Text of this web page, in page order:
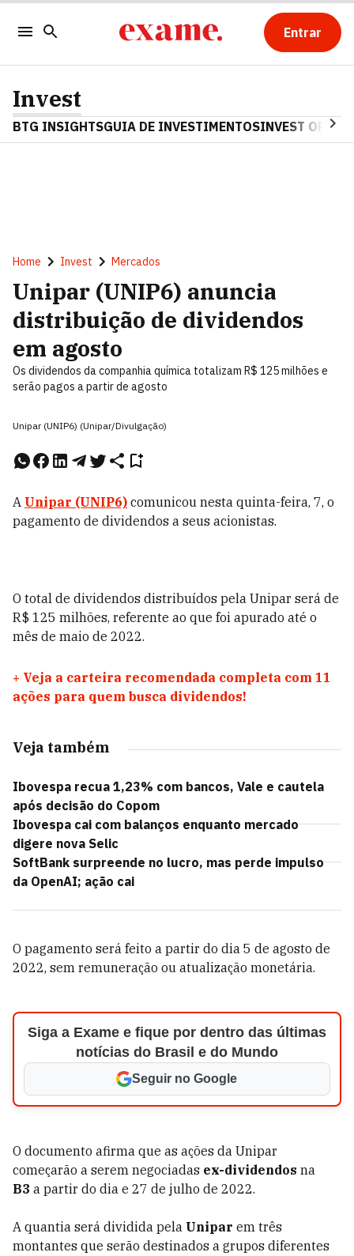
Entrar
Invest
BTG INSIGHTSGUIA DE INVESTIMENTOSINVEST OPINA
Home Invest Mercados
Unipar (UNIP6) anuncia
distribuição de dividendos
em agosto
Os dividendos da companhia química totalizam R$ 125 milhões e
serão pagos a partir de agosto
Unipar (UNIP6) (Unipar/Divulgação)
A Unipar (UNIP6) comunicou nesta quinta-feira, 7, o
pagamento de dividendos a seus acionistas.
O total de dividendos distribuídos pela Unipar será de
R$ 125 milhões, referente ao que foi apurado até o
mês de maio de 2022.
+ Veja a carteira recomendada completa com 11
ações para quem busca dividendos!
Veja também
Ibovespa recua 1,23% com bancos, Vale e cautela
após decisão do Copom
Ibovespa cai com balanços enquanto mercado
digere nova Selic
SoftBank surpreende no lucro, mas perde impulso
da OpenAI; ação cai
O pagamento será feito a partir do dia 5 de agosto de
2022, sem remuneração ou atualização monetária.
Siga a Exame e fique por dentro das últimas
notícias do Brasil e do Mundo
Seguir no Google
O documento afirma que as ações da Unipar
começarão a serem negociadas ex-dividendos na
B3 a partir do dia e 27 de julho de 2022.
A quantia será dividida pela Unipar em três
montantes que serão destinados a grupos diferentes